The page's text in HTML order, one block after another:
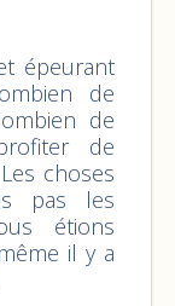
épeurant
de
de
de
choses
pas les
étions
il y a